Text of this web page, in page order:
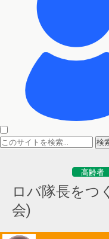
高齢者
ロバ隊長をつ
会)